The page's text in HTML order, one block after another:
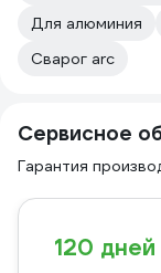
Для алюминия
Сварог arc
Сервисное
Гарантия
120